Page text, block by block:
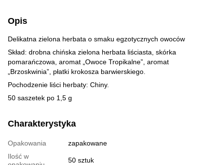
Opis
Delikatna zielona herbata o smaku egzotycznych owoców
Skład: drobna chińska zielona herbata liściasta, skórka
pomarańczowa, aromat „Owoce Tropikalne”, aromat
„Brzoskwinia”, płatki krokosza barwierskiego.
Pochodzenie liści herbaty: Chiny.
50 saszetek po 1,5 g
Charakterystyka
Opakowania
zapakowane
Ilość w
50 sztuk